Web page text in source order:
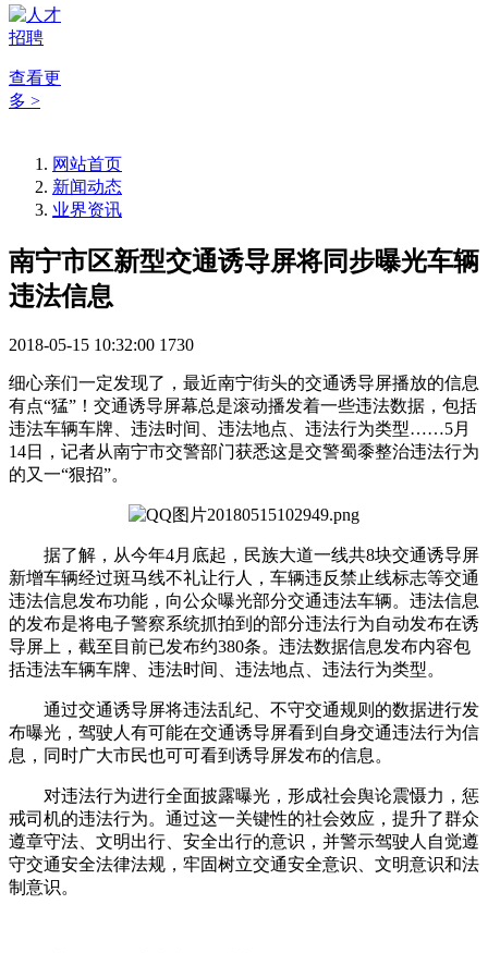
查看更
多 >
网站首页
新闻动态
业界资讯
南宁市区新型交通诱导屏将同步曝光车辆
违法信息
2018-05-15 10:32:00 1730
细心亲们一定发现了，最近南宁街头的交通诱导屏播放的信息
有点“猛”！交通诱导屏幕总是滚动播发着一些违法数据，包括
违法车辆车牌、违法时间、违法地点、违法行为类型……5月
14日，记者从南宁市交警部门获悉这是交警蜀黍整治违法行为
的又一“狠招”。
据了解，从今年4月底起，民族大道一线共8块交通诱导屏
新增车辆经过斑马线不礼让行人，车辆违反禁止线标志等交通
违法信息发布功能，向公众曝光部分交通违法车辆。违法信息
的发布是将电子警察系统抓拍到的部分违法行为自动发布在诱
导屏上，截至目前已发布约380条。违法数据信息发布内容包
括违法车辆车牌、违法时间、违法地点、违法行为类型。
通过交通诱导屏将违法乱纪、不守交通规则的数据进行发
布曝光，驾驶人有可能在交通诱导屏看到自身交通违法行为信
息，同时广大市民也可可看到诱导屏发布的信息。
对违法行为进行全面披露曝光，形成社会舆论震慑力，惩
戒司机的违法行为。通过这一关键性的社会效应，提升了群众
遵章守法、文明出行、安全出行的意识，并警示驾驶人自觉遵
守交通安全法律法规，牢固树立交通安全意识、文明意识和法
制意识。